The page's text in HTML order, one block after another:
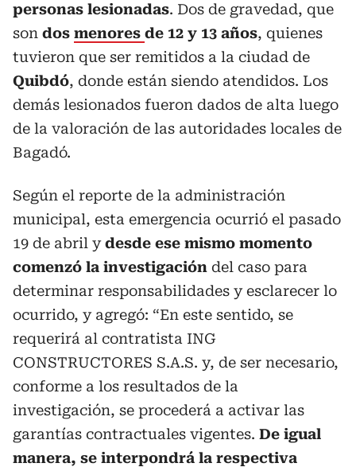
personas lesionadas. Dos de gravedad, que
son dos menores de 12 y 13 años, quienes
tuvieron que ser remitidos a la ciudad de
Quibdó, donde están siendo atendidos. Los
demás lesionados fueron dados de alta luego
de la valoración de las autoridades locales de
Bagadó.
Según el reporte de la administración
municipal, esta emergencia ocurrió el pasado
19 de abril ydesde ese mismo momento
comenzó la investigación del caso para
determinar responsabilidades y esclarecer lo
ocurrido, y agregó: “En este sentido, se
requerirá al contratista ING
CONSTRUCTORES S.A.S. y, de ser necesario,
conforme a los resultados de la
investigación, se procederá a activar las
garantías contractuales vigentes. De igual
manera, se interpondrá la respectiva